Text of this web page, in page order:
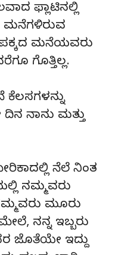
ಫ್ಲಾಟಿನಲ್ಲಿ
ಮನೆಗಳಿರುವ
ಪಕ್ಕದ ಮನೆಯವರು
ಗೊತ್ತಿಲ್ಲ.
ಕೆಲಸಗಳನ್ನು
ನಾನು ಮತ್ತು
ನೆಲೆ ನಿಂತ
ನಮ್ಮವರು
ಮೂರು
ನನ್ನ ಇಬ್ಬರು
ಜೊತೆಯೇ ಇದ್ದು